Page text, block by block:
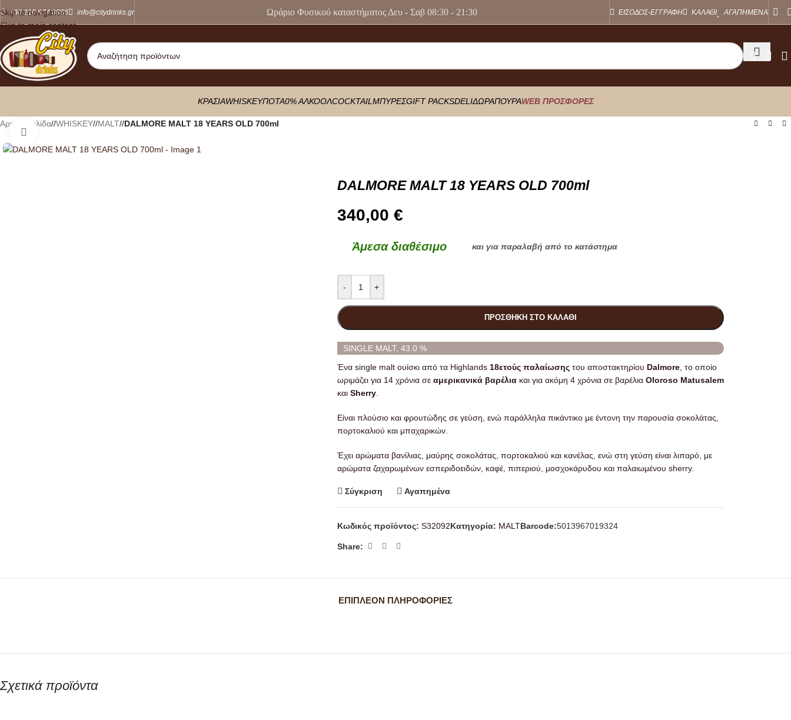
Skip to navigation
Skip to main content
+30 210 674 8886 info@citydrinks.gr Ωράριο Φυσικού καταστήματος Δευ - Σαβ 08:30 - 21:30 ΕΙΣΟΔΟΣ-ΕΓΓΡΑΦΗ ΚΑΛΑΘΙ ΑΓΑΠΗΜΕΝΑ
ΚΡΑΣΙΑWHISKEYΠΟΤΑ0% ΑΛΚΟΟΛCOCKTAIL ΜΠΥΡΕΣGIFT PACKSDELIΔΩΡΑΠΟΥΡΑWEB ΠΡΟΣΦΟΡΕΣ
Αρχική σελίδα/ WHISKEY/ MALT/ DALMORE MALT 18 YEARS OLD 700ml
DALMORE MALT 18 YEARS OLD 700ml
340,00 €
Άμεσα διαθέσιμο και για παραλαβή από το κατάστημα
- +
ΠΡΟΣΘΉΚΗ ΣΤΟ ΚΑΛΆΘΙ
SINGLE MALT, 43.0 %
Ένα single malt ουίσκι από τα Highlands 18ετούς παλαίωσης του αποστακτηρίου Dalmore, το οποίο
ωριμάζει για 14 χρόνια σε αμερικανικά βαρέλιακαι για ακόμη 4 χρόνια σε βαρέλιαOloroso Matusalem
και Sherry.
Είναι πλούσιο και φρουτώδης σε γεύση, ενώ παράλληλα πικάντικο με έντονη την παρουσία σοκολάτας,
πορτοκαλιού και μπαχαρικών.
Έχει αρώματα βανίλιας, μαύρης σοκολάτας, πορτοκαλιού και κανέλας, ενώ στη γεύση είναι λιπαρό, με
αρώματα ζαχαρωμένων εσπεριδοειδών, καφέ, πιπεριού, μοσχοκάρυδου και παλαιωμένου sherry.
Σύγκριση Αγαπημένα
Κωδικός προϊόντος: S32092Κατηγορία: MALTBarcode:5013967019324
Share:
ΕΠΙΠΛΈΟΝ ΠΛΗΡΟΦΟΡΊΕΣ
Σχετικά προϊόντα